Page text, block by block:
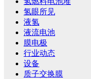
氢眼所见
液氢
液流电池
膜电极
行业动态
设备
质子交换膜